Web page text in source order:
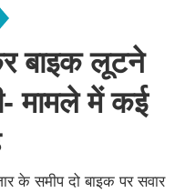
बाइक लूटने
मामले में कई
के समीप दो बाइक पर सवार